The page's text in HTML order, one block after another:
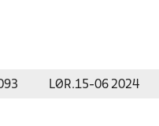
LØR.15-06 2024